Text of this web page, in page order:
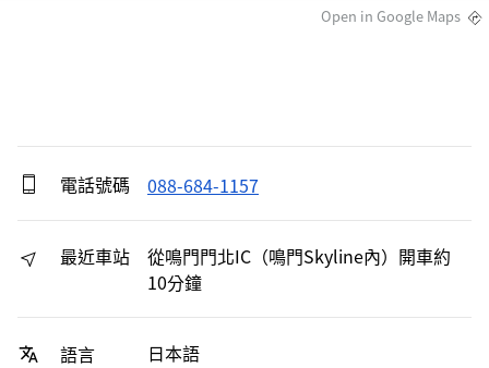
Open in Google Maps
電話號碼 088-684-1157
最近車站
從鳴門門北IC（鳴門Skyline內）開車約
10分鐘
語言 日本語